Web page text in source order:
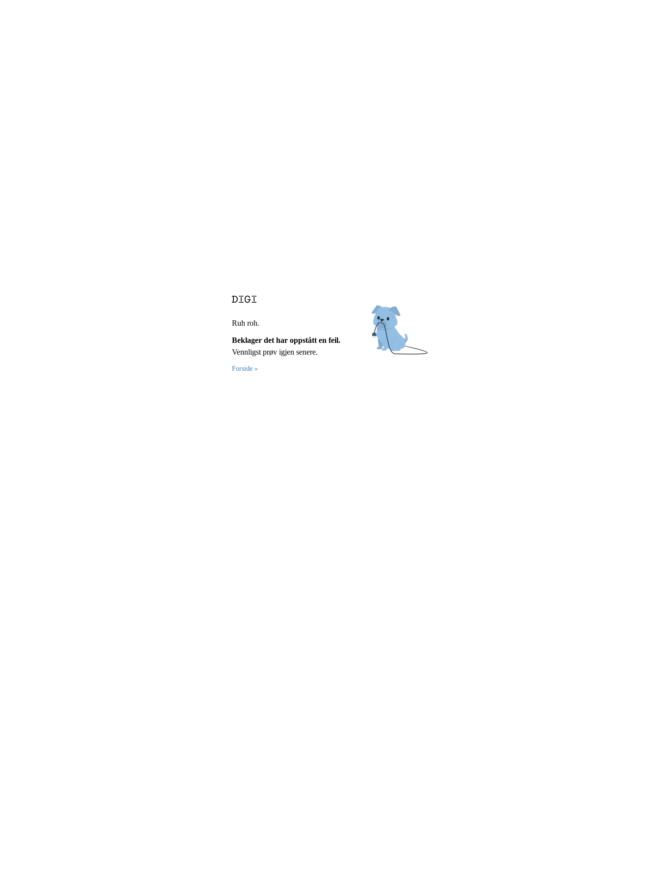
Ruh roh.
Beklager det har oppstått en feil.
Vennligst prøv igjen senere.
Forside »